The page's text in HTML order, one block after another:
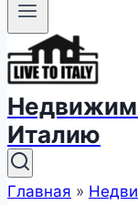
Италию
Главная »